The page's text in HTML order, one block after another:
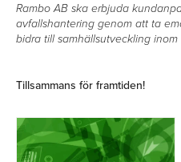
Rambo AB ska erbjuda
avfallshantering genom att ta
bidra till samhällsutveckling inom
Tillsammans för framtiden!